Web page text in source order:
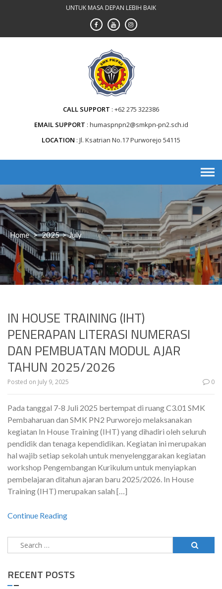
UNTUK MASA DEPAN LEBIH BAIK
CALL SUPPORT +62 275 322386
EMAIL SUPPORT humaspnpn2@smkpn-pn2.sch.id
LOCATION Jl. Ksatrian No.17 Purworejo 54115
Home > 2025 > July
IN HOUSE TRAINING (IHT)
PENERAPAN LITERASI NUMERASI
DAN PEMBUATAN MODUL AJAR
TAHUN 2025/2026
Posted on July 9, 2025 0
Pada tanggal 7-8 Juli 2025 bertempat di ruang C3.01 SMK
Pembaharuan dan SMK PN2 Purworejo melaksanakan
kegiatan In House Training (IHT) yang dihadiri oleh seluruh
pendidik dan tenaga kependidikan. Kegiatan ini merupakan
hal wajib setiap sekolah untuk menyelenggarakan kegiatan
workshop Pengembangan Kurikulum untuk menyiapkan
pembelajaran ditahun ajaran baru 2025/2026. In House
Training (IHT) merupakan salah […]
Continue Reading
Search
for:
RECENT POSTS